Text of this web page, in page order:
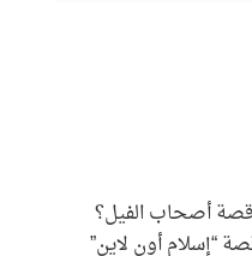
أصحاب الفيل؟
“إسلام أون لاين”